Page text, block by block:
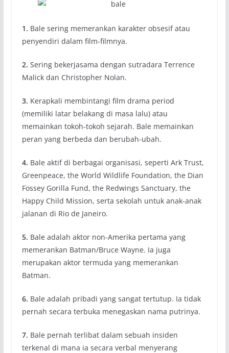
1. Bale sering memerankan karakter obsesif atau
penyendiri dalam film-filmnya.
2. Sering bekerjasama dengan sutradara Terrence
Malick dan Christopher Nolan.
3. Kerapkali membintangi film drama period
(memiliki latar belakang di masa lalu) atau
memainkan tokoh-tokoh sejarah. Bale memainkan
peran yang berbeda dan berubah-ubah.
4. Bale aktif di berbagai organisasi, seperti Ark Trust,
Greenpeace, the World Wildlife Foundation, the Dian
Fossey Gorilla Fund, the Redwings Sanctuary, the
Happy Child Mission, serta sekolah untuk anak-anak
jalanan di Rio de Janeiro.
5. Bale adalah aktor non-Amerika pertama yang
memerankan Batman/Bruce Wayne. Ia juga
merupakan aktor termuda yang memerankan
Batman.
6. Bale adalah pribadi yang sangat tertutup. Ia tidak
pernah secara terbuka menegaskan nama putrinya.
7. Bale pernah terlibat dalam sebuah insiden
terkenal di mana ia secara verbal menyerang